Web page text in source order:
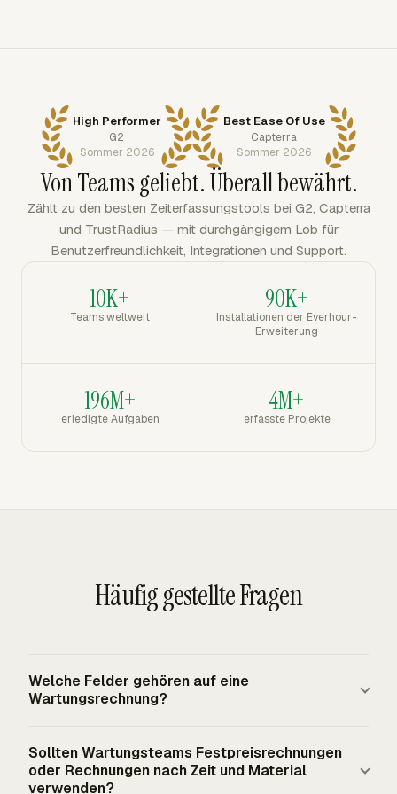
High Performer
G2
Sommer 2026
Best Ease Of Use
Capterra
Sommer 2026
Von Teams geliebt. Überall bewährt.
Zählt zu den besten Zeiterfassungstools bei G2, Capterra
und TrustRadius — mit durchgängigem Lob für
Benutzerfreundlichkeit, Integrationen und Support.
10K+
Teams weltweit
90K+
Installationen der Everhour-
Erweiterung
196M+
erledigte Aufgaben
4M+
erfasste Projekte
Häufig gestellte Fragen
Welche Felder gehören auf eine
Wartungsrechnung?
Kundendaten, Rechnungsnummer, Rechnungsdatum,
Servicedaten, Arbeitsauftrags- oder PO-Referenz,
Sollten Wartungsteams Festpreisrechnungen
oder Rechnungen nach Zeit und Material
verwenden?